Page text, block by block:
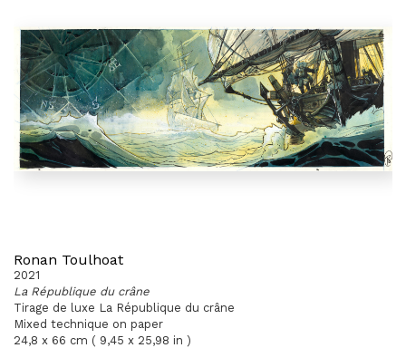
Ronan Toulhoat
2021
La République du crâne
Tirage de luxe La République du crâne
Mixed technique on paper
24,8 x 66 cm ( 9,45 x 25,98 in )